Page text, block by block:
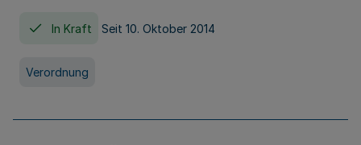
In Kraft Seit 10. Oktober 2014
Verordnung